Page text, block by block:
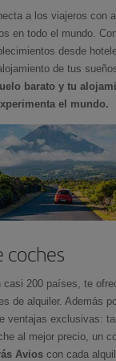
a los viajeros con
en todo el mundo.
desde
de tus
barato y tu
el mundo.
coches
casi 200 países, te
de alquiler. Además
ventajas exclusivas:
al mejor precio, un
Avios con cada